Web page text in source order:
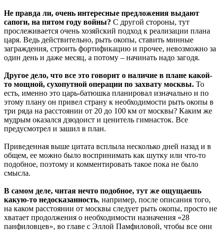
Не правда ли, очень интересные предложения выдают
сапоги, на пятом году войны? С другой стороны, тут
прослеживается очень хозяйский подход к реализации плана
царя. Ведь действительно, рыть окопы, ставить минные
заграждения, строить фортификацию и прочее, невозможно за
один день и даже месяц, а потому – начинать надо загодя.
Другое дело, что все это говорит о наличие в плане какой-
то мощной, сухопутной операции по захвату москвы. То
есть, именно это царь-батюшка планировал изначально и по
этому плану он привел страну к необходимости рыть окопы в
три ряда на расстоянии от 20 до 100 км от москвы? Каким же
мудрым оказался дзюдоист и ценитель гимнасток. Все
предусмотрел и зашил в план.
Приведенная выше цитата всплыла несколько дней назад и в
общем, ее можно было воспринимать как шутку или что-то
подобное, поэтому и комментировать такое пока не было
смысла.
В самом деле, читая нечто подобное, тут же ощущаешь
какую-то недосказанность, например, после описания того,
на каком расстоянии от москвы следует рыть окопы, просто не
хватает продолжения о необходимости назначения «28
панфиловцев», во главе с Эллой Памфиловой, чтобы все они